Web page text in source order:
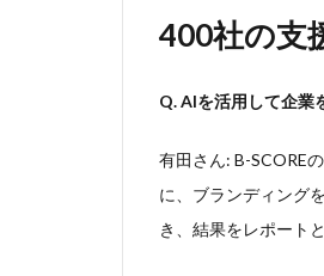
ロ
ト
3
導入
企業
400社の支
Q. AIを活用して企業
有田さん: B-SCORE
に、ブランディング
き、結果をレポート